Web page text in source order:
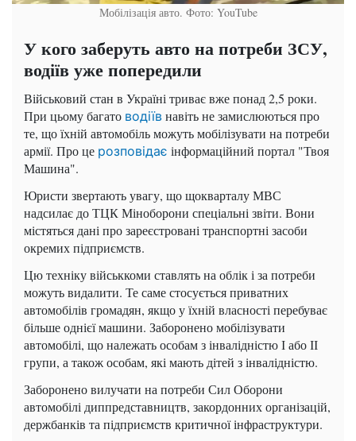
Мобілізація авто. Фото: YouTube
У кого заберуть авто на потреби ЗСУ,
водіїв уже попередили
Військовий стан в Україні триває вже понад 2,5 роки.
При цьому багато водіїв навіть не замислюються про
те, що їхній автомобіль можуть мобілізувати на потреби
армії. Про це розповідає інформаційний портал "Твоя
Машина".
Юристи звертають увагу, що щокварталу МВС
надсилає до ТЦК Міноборони спеціальні звіти. Вони
містяться дані про зареєстровані транспортні засоби
окремих підприємств.
Цю техніку військкоми ставлять на облік і за потреби
можуть видалити. Те саме стосується приватних
автомобілів громадян, якщо у їхній власності перебуває
більше однієї машини. Заборонено мобілізувати
автомобілі, що належать особам з інвалідністю І або ІІ
групи, а також особам, які мають дітей з інвалідністю.
Заборонено вилучати на потреби Сил Оборони
автомобілі диппредставництв, закордонних організацій,
держбанків та підприємств критичної інфраструктури.